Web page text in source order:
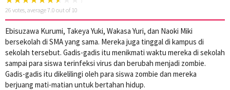
26 votes, average7.0 out of 10
Ebisuzawa Kurumi, Takeya Yuki, Wakasa Yuri, dan Naoki Miki
bersekolah di SMA yang sama. Mereka juga tinggal di kampus di
sekolah tersebut. Gadis-gadis itu menikmati waktu mereka di sekolah
sampai para siswa terinfeksi virus dan berubah menjadi zombie.
Gadis-gadis itu dikelilingi oleh para siswa zombie dan mereka
berjuang mati-matian untuk bertahan hidup.